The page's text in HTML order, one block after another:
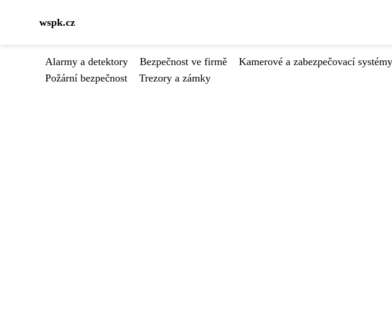
wspk.cz
Alarmy a detektory Bezpečnost ve firmě Kamerové a zabezpečovací systémy
Požární bezpečnost
Trezory a zámky